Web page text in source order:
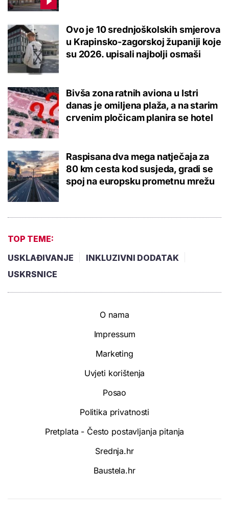
Ovo je 10 srednjoškolskih smjerova
u Krapinsko-zagorskoj županiji koje
su 2026. upisali najbolji osmaši
Bivša zona ratnih aviona u Istri
danas je omiljena plaža, a na starim
crvenim pločicam planira se hotel
Raspisana dva mega natječaja za
80 km cesta kod susjeda, gradi se
spoj na europsku prometnu mrežu
TOP TEME:
USKLAĐIVANJE
INKLUZIVNI DODATAK
USKRSNICE
O nama
Impressum
Marketing
Uvjeti korištenja
Posao
Politika privatnosti
Pretplata - Često postavljanja pitanja
Srednja.hr
Baustela.hr